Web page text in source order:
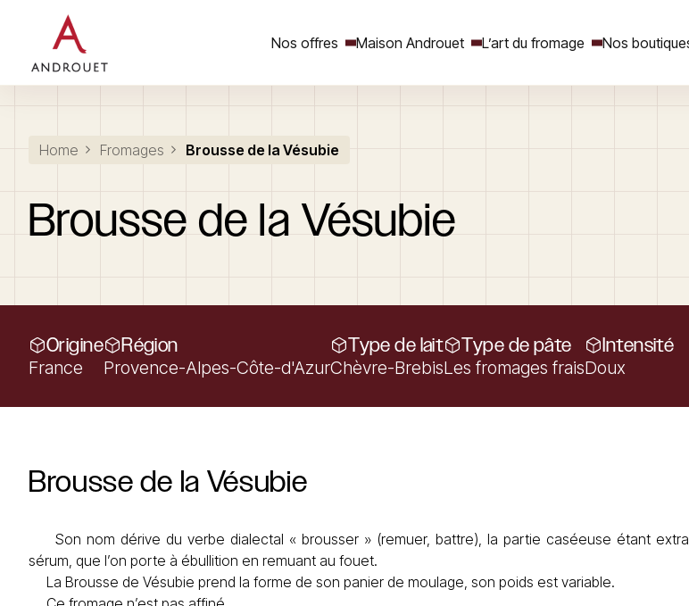
Nos offres Maison Androuet L’art du fromage Nos
Rechercher un mot clé
Home Fromages Brousse de la Vésubie
Brousse de la Vésubie
Origine
France
Région
Provence-Alpes-Côte-d'Azur
Type de lait
Chèvre-Brebis
Type de pâte
Les fromages frais
Intensité
Doux
Brousse de la Vésubie
Son nom dérive du verbe dialectal « brousser » (remuer, battre), la partie caséeuse étant
sérum, que l’on porte à ébullition en remuant au fouet.
La Brousse de Vésubie prend la forme de son panier de moulage, son poids est variable.